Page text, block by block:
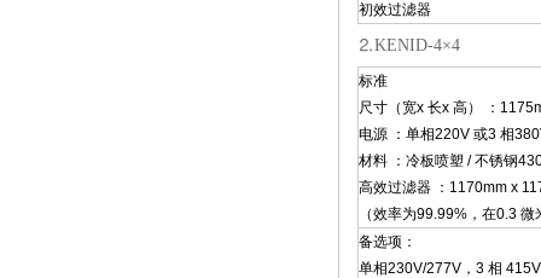
初效过滤器
⒉KENID-4×4
标准
尺寸（宽x 长x 高） ：
电源 ：单相220V 或3 相
材料 ：冷板喷塑 / 不锈钢
高效过滤器 ：1170mm x
（效率为99.99%，在0.3 微
备选项：
单相230V/277V，3 相